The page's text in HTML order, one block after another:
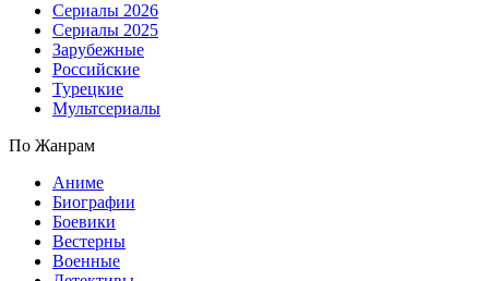
Сериалы 2026
Сериалы 2025
Зарубежные
Российские
Турецкие
Мультсериалы
По Жанрам
Аниме
Биографии
Боевики
Вестерны
Военные